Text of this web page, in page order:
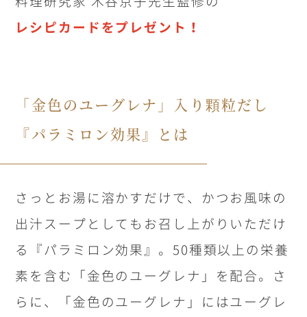
レシピカードをプレゼント！
「金色のユーグレナ」入り顆粒だし
『パラミロン効果』とは
さっとお湯に溶かすだけで、かつお風味の
出汁スープとしてもお召し上がりいただけ
る『パラミロン効果』。50種類以上の栄養
素を含む「金色のユーグレナ」を配合。さ
らに、「金色のユーグレナ」にはユーグレ